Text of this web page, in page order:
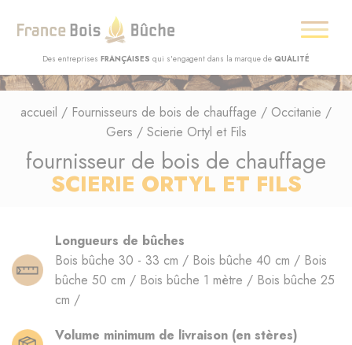
Des entreprises FRANÇAISES qui s'engagent dans la marque de QUALITÉ
accueil / Fournisseurs de bois de chauffage / Occitanie /
Gers / Scierie Ortyl et Fils
fournisseur de bois de chauffage
SCIERIE ORTYL ET FILS
Longueurs de bûches
Bois bûche 30 - 33 cm / Bois bûche 40 cm / Bois
bûche 50 cm / Bois bûche 1 mètre / Bois bûche 25
cm /
Volume minimum de livraison (en stères)